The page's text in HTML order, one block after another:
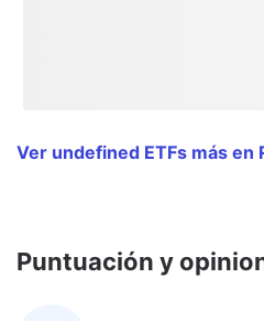
Ver undefined ETFs más en
Puntuación y